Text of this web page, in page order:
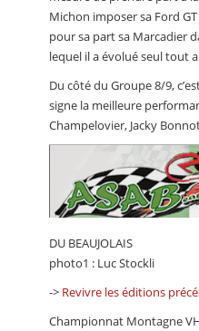
Michon imposer sa Ford GT
pour sa part sa Marcadier
lequel il a évolué seul tout
Du côté du Groupe 8/9,
signe la meilleure
Champelovier, Jacky
DU BEAUJOLAIS
photo1 : Luc Stockli
-> Revivre les éditions
Championnat Montagne